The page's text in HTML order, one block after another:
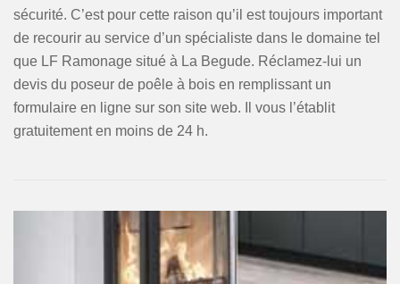
sécurité. C’est pour cette raison qu’il est toujours important
de recourir au service d’un spécialiste dans le domaine tel
que LF Ramonage situé à La Begude. Réclamez-lui un
devis du poseur de poêle à bois en remplissant un
formulaire en ligne sur son site web. Il vous l’établit
gratuitement en moins de 24 h.